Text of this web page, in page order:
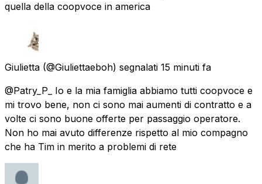
quella della coopvoce in america
Giulietta (@Giuliettaeboh) segnalati 15 minuti fa
@Patry_P_ Io e la mia famiglia abbiamo tutti coopvoce e
mi trovo bene, non ci sono mai aumenti di contratto e a
volte ci sono buone offerte per passaggio operatore.
Non ho mai avuto differenze rispetto al mio compagno
che ha Tim in merito a problemi di rete